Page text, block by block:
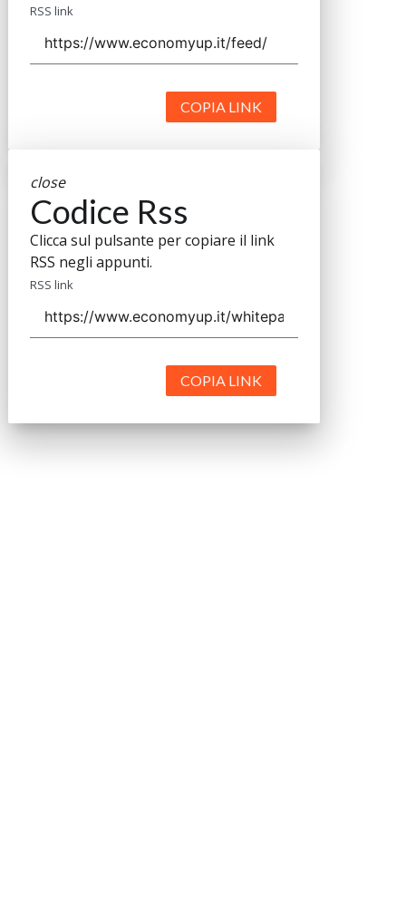
RSS link
COPIA LINK
close
Codice Rss
Clicca sul pulsante per copiare il link
RSS negli appunti.
RSS link
COPIA LINK